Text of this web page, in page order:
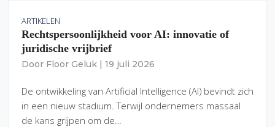
ARTIKELEN
Rechtspersoonlijkheid voor AI: innovatie of
juridische vrijbrief
Door Floor Geluk 19 juli 2026
De ontwikkeling van Artificial Intelligence (AI) bevindt zich
in een nieuw stadium. Terwijl ondernemers massaal
de kans grijpen om de…